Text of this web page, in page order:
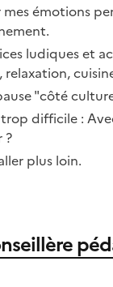
mes émotions
ludiques et
relaxation,
"côté
difficile :
?
plus loin.